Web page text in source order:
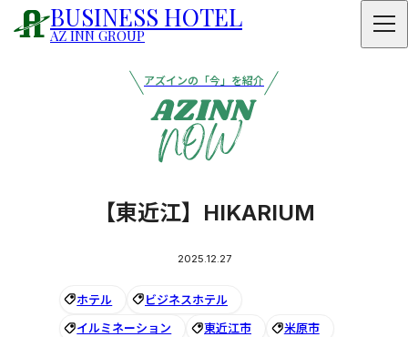
BUSINESS HOTEL
AZ INN GROUP
アズインの「今」を紹介
【東近江】HIKARIUM
2025.12.27
ホテル
ビジネスホテル
イルミネーション
東近江市 米原市